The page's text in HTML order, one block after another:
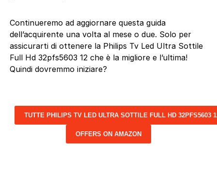
Continueremo ad aggiornare questa guida
dell’acquirente una volta al mese o due. Solo per
assicurarti di ottenere la Philips Tv Led Ultra Sottile
Full Hd 32pfs5603 12 che è la migliore e l’ultima!
Quindi dovremmo iniziare?
TUTTE PHILIPS TV LED ULTRA SOTTILE FULL HD 32PFS5603
OFFERS ON AMAZON